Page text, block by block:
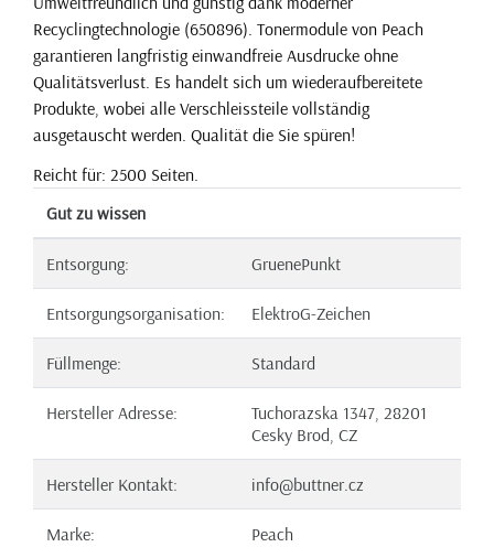
Recyclingtechnologie (650896). Tonermodule von Peach
garantieren langfristig einwandfreie Ausdrucke ohne
Qualitätsverlust. Es handelt sich um wiederaufbereitete
Produkte, wobei alle Verschleissteile vollständig
ausgetauscht werden. Qualität die Sie spüren!
Reicht für: 2500 Seiten.
Gut zu wissen
Entsorgung: GruenePunkt
Entsorgungsorganisation: ElektroG-Zeichen
Füllmenge: Standard
Hersteller Adresse:
Tuchorazska 1347, 28201
Cesky Brod, CZ
Hersteller Kontakt: info@buttner.cz
Marke: Peach